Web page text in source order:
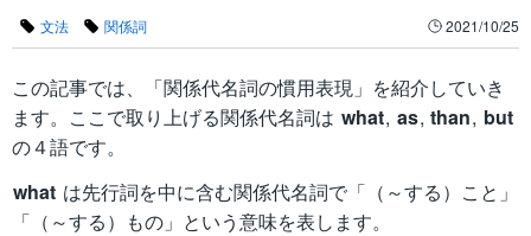
文法 関係詞 2021/10/25
この記事では、「関係代名詞の慣用表現」を紹介していき
ます。ここで取り上げる関係代名詞は what, as, than, but
の４語です。
what は先行詞を中に含む関係代名詞で「（～する）こと」
「（～する）もの」という意味を表します。